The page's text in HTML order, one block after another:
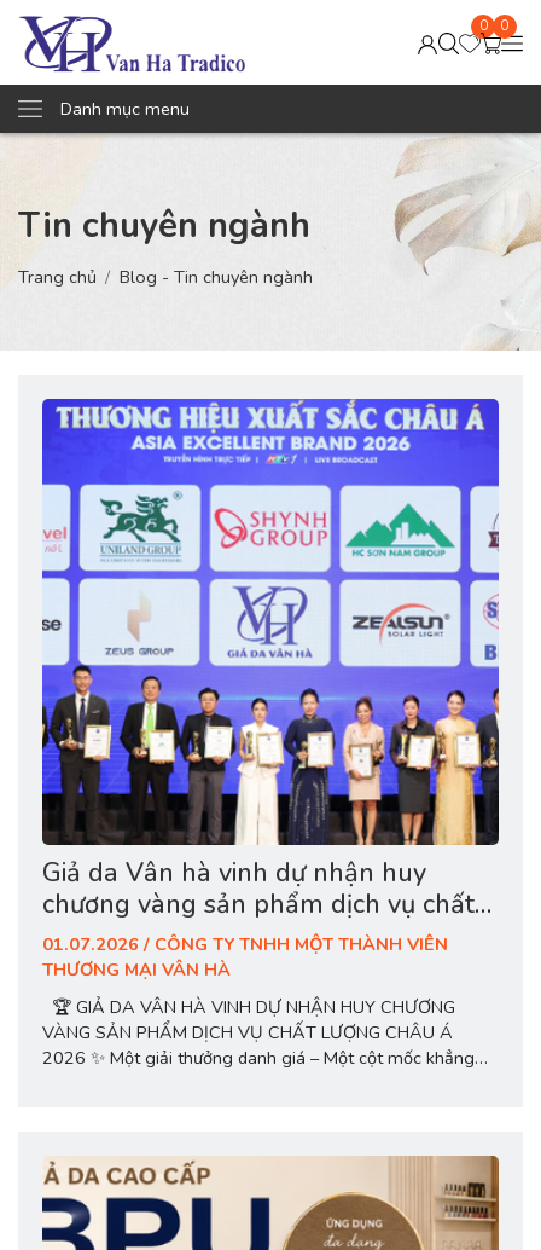
0 0
Danh mục menu
Tin chuyên ngành
Trang chủ Blog - Tin chuyên ngành
Giả da Vân hà vinh dự nhận huy
chương vàng sản phẩm dịch vụ chất
lượng châu á 2026
01.07.2026 / CÔNG TY TNHH MỘT THÀNH VIÊN
THƯƠNG MẠI VÂN HÀ
🏆 GIẢ DA VÂN HÀ VINH DỰ NHẬN HUY CHƯƠNG
VÀNG SẢN PHẨM DỊCH VỤ CHẤT LƯỢNG CHÂU Á
2026 ✨ Một giải thưởng danh giá – Một cột mốc khẳng